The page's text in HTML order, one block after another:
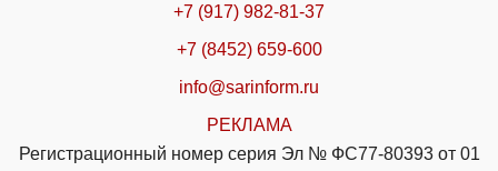
+7 (917) 982-81-37
+7 (8452) 659-600
info@sarinform.ru
РЕКЛАМА
Регистрационный номер серия Эл № ФС77-80393 от 01